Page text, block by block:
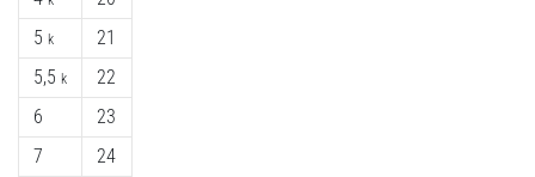
5 k
5,5 k
6
7
21
22
23
24